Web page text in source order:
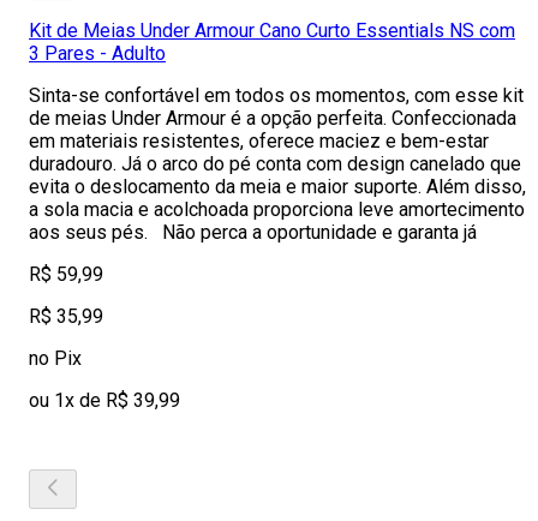
Kit de Meias Under Armour Cano Curto Essentials NS com
3 Pares - Adulto
Sinta-se confortável em todos os momentos, com esse kit
de meias Under Armour é a opção perfeita. Confeccionada
em materiais resistentes, oferece maciez e bem-estar
duradouro. Já o arco do pé conta com design canelado que
evita o deslocamento da meia e maior suporte. Além disso,
a sola macia e acolchoada proporciona leve amortecimento
aos seus pés. Não perca a oportunidade e garanta já
R$ 59,99
R$ 35,99
no Pix
ou 1x de R$ 39,99